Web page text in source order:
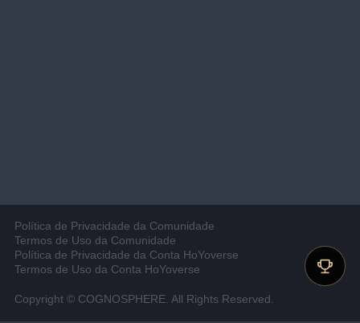
Política de Privacidade da Comunidade
Termos de Uso da Comunidade
Política de Privacidade da Conta HoYoverse
Termos de Uso da Conta HoYoverse
Copyright © COGNOSPHERE. All Rights Reserved.